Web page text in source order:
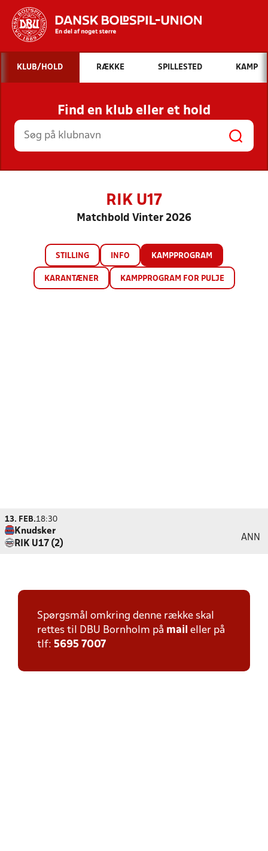
Hvad vil du søge efter?
INDHOLD OG NYHEDER
STILLINGER, RESULTATER, KLUBBER OG
HOLD
KLUB/HOLD RÆKKE SPILLESTED KAMP
Find en klub eller et hold
RIK U17
Matchbold Vinter 2026
STILLING INFO KAMPPROGRAM
KARANTÆNER KAMPPROGRAM FOR PULJE
13. FEB.18:30
Knudsker
RIK U17 (2)
ANN
Spørgsmål omkring denne række skal
rettes til DBU Bornholm på mail eller på
tlf: 5695 7007